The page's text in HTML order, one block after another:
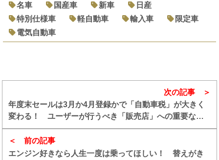
名車
国産車 新車
日産
特別仕様車
軽自動車 輸入車
限定車
電気自動車
前の記事
エンジン好きなら人生一度は乗ってほしい！ 替えがき
次の記事
年度末セールは3月か4月登録かで「自動車税」が大きく
変わる！ ユーザーが行うべき「販売店」への重要な確
認事項とは